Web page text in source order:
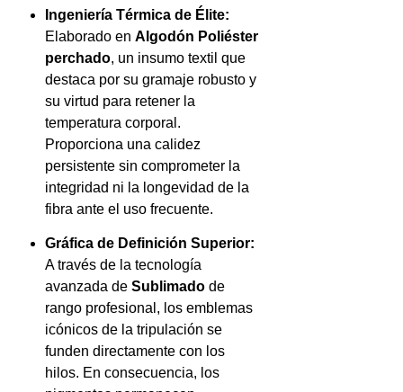
Ingeniería Térmica de Élite:
Elaborado en Algodón Poliéster
perchado, un insumo textil que
destaca por su gramaje robusto y
su virtud para retener la
temperatura corporal.
Proporciona una calidez
persistente sin comprometer la
integridad ni la longevidad de la
fibra ante el uso frecuente.
Gráfica de Definición Superior:
A través de la tecnología
avanzada de Sublimado de
rango profesional, los emblemas
icónicos de la tripulación se
funden directamente con los
hilos. En consecuencia, los